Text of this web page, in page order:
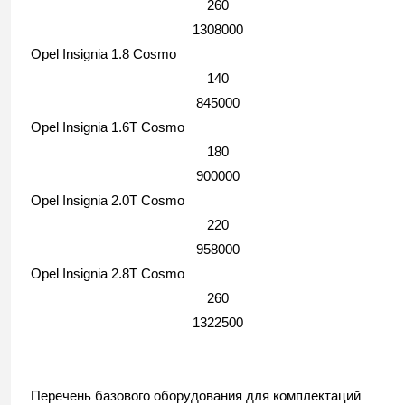
260
1308000
Opel Insignia 1.8 Cosmo
140
845000
Opel Insignia 1.6T Cosmo
180
900000
Opel Insignia 2.0T Cosmo
220
958000
Opel Insignia 2.8T Cosmo
260
1322500
Перечень базового оборудования для комплектаций